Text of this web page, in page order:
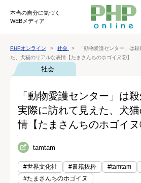
本当の自分に気づく
WEBメディア
PHPオンライン 社会
「動物愛護センター」は
た、犬猫のリアルな表情【たまさんちのホゴイヌ②】
社会
「動物愛護センター」は
実際に訪れて見えた、犬
情【たまさんちのホゴイヌ
tamtam
#世界文化社 #書籍抜粋 #tamtam
#たまさんちのホゴイヌ